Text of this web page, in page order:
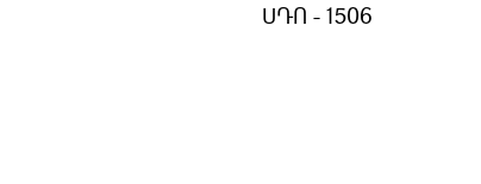
ՍԴՈ - 1506